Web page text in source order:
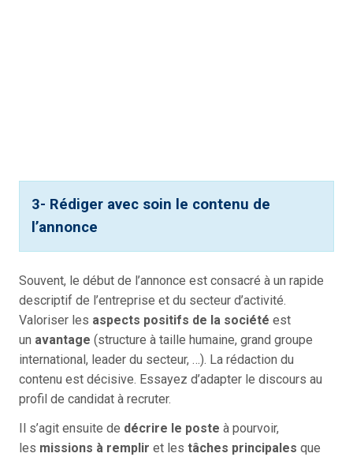
3- Rédiger avec soin le contenu de
l’annonce
Souvent, le début de l’annonce est consacré à un rapide
descriptif de l’entreprise et du secteur d’activité.
Valoriser les aspects positifs de la société est
un avantage (structure à taille humaine, grand groupe
international, leader du secteur, …). La rédaction du
contenu est décisive. Essayez d’adapter le discours au
profil de candidat à recruter.
Il s’agit ensuite de décrire le poste à pourvoir,
les missions à remplir et les tâches principales que